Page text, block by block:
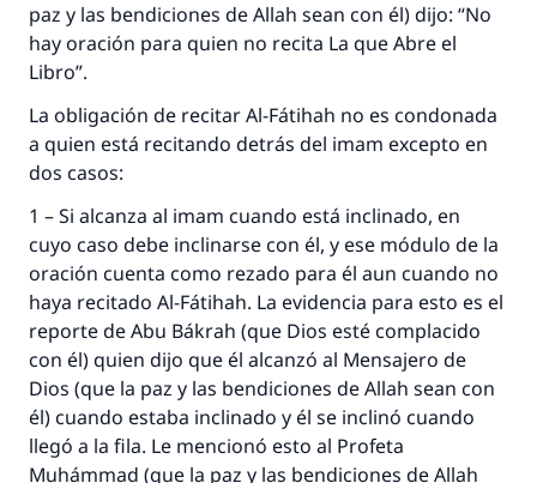
paz y las bendiciones de Allah sean con él) dijo: “No
hay oración para quien no recita La que Abre el
Libro”.
La obligación de recitar Al-Fátihah no es condonada
a quien está recitando detrás del imam excepto en
dos casos:
1 – Si alcanza al imam cuando está inclinado, en
cuyo caso debe inclinarse con él, y ese módulo de la
oración cuenta como rezado para él aun cuando no
haya recitado Al-Fátihah. La evidencia para esto es el
reporte de Abu Bákrah (que Dios esté complacido
con él) quien dijo que él alcanzó al Mensajero de
Dios (que la paz y las bendiciones de Allah sean con
él) cuando estaba inclinado y él se inclinó cuando
llegó a la fila. Le mencionó esto al Profeta
Muhámmad (que la paz y las bendiciones de Allah